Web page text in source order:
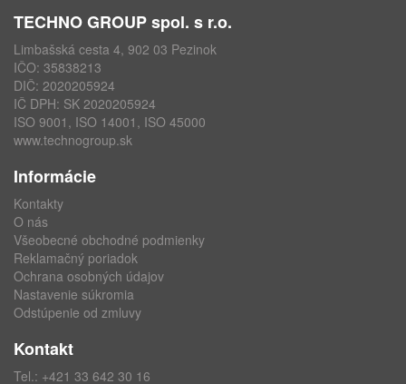
TECHNO GROUP spol. s r.o.
Limbašská cesta 4, 902 03 Pezinok
IČO: 35838213
DIČ: 2020205924
IČ DPH: SK 2020205924
ISO 9001, ISO 14001, ISO 45000
www.technogroup.sk
Informácie
Kontakty
O nás
Všeobecné obchodné podmienky
Reklamačný poriadok
Ochrana osobných údajov
Nastavenie súkromia
Odstúpenie od zmluvy
Kontakt
Tel.: +421 33 642 30 16